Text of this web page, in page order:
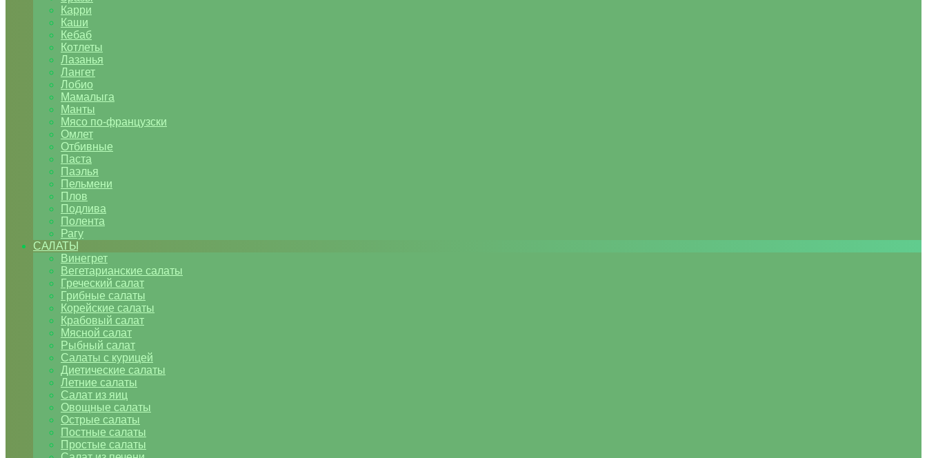
Карри
Каши
Кебаб
Котлеты
Лазанья
Лангет
Лобио
Мамалыга
Манты
Мясо по-французски
Омлет
Отбивные
Паста
Паэлья
Пельмени
Плов
Подлива
Полента
Рагу
САЛАТЫ
Винегрет
Вегетарианские салаты
Греческий салат
Грибные салаты
Корейские салаты
Крабовый салат
Мясной салат
Рыбный салат
Салаты с курицей
Диетические салаты
Летние салаты
Салат из яиц
Овощные салаты
Острые салаты
Постные салаты
Простые салаты